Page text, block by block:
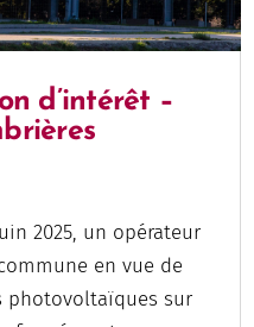
d’intérêt –
2025, un opérateur
en vue de
photovoltaïques sur